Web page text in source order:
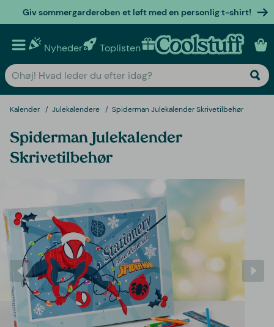
Giv sommergarderoben et løft med en personlig t-shirt!
Nyheder Toplisten Personlige gaver
Kalender Julekalendere Spiderman Julekalender Skrivetilbehør
Spiderman Julekalender
Skrivetilbehør